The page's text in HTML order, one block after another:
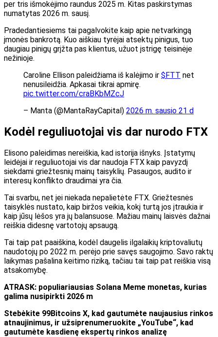
per tris išmokėjimo raundus 2025 m. Kitas paskirstymas
numatytas 2026 m. sausį.
Pradedantiesiems tai pagalvokite kaip apie netvarkingą
įmonės bankrotą. Kuo aiškiau tyrėjai atsektų pinigus, tuo
daugiau pinigų grįžta pas klientus, užuot įstrigę teisinėje
nežinioje.
Caroline Ellison paleidžiama iš kalėjimo ir $FTT net
nenusileidžia. Apkasai tikrai apmirę.
pic.twitter.com/craBKbMZcJ
– Manta (@MantaRayCapital) 2026 m. sausio 21 d
Kodėl reguliuotojai vis dar nurodo FTX
Elisono paleidimas nereiškia, kad istorija išnyks. Įstatymų
leidėjai ir reguliuotojai vis dar naudoja FTX kaip pavyzdį
siekdami griežtesnių mainų taisyklių. Pasaugos, audito ir
interesų konflikto draudimai yra čia.
Tai svarbu, net jei niekada nepalietėte FTX. Griežtesnės
taisyklės nustato, kaip biržos veikia, kokį turtą jos įtraukia ir
kaip jūsų lėšos yra jų balansuose. Mažiau mainų laisvės dažnai
reiškia didesnę vartotojų apsaugą.
Tai taip pat paaiškina, kodėl daugelis ilgalaikių kriptovaliutų
naudotojų po 2022 m. perėjo prie savęs saugojimo. Savo raktų
laikymas pašalina keitimo riziką, tačiau tai taip pat reiškia visą
atsakomybę.
ATRASK: populiariausias Solana Meme monetas, kurias
galima nusipirkti 2026 m
Stebėkite 99Bitcoins X, kad gautumėte naujausius rinkos
atnaujinimus, ir užsiprenumeruokite „YouTube“, kad
gautumėte kasdienę ekspertų rinkos analizę